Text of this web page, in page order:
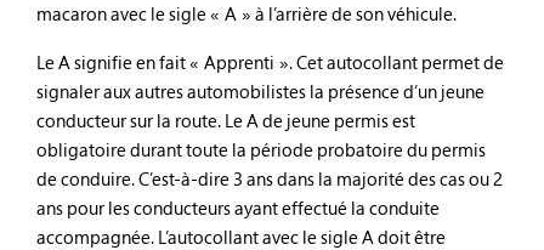
macaron avec le sigle « A » à l’arrière de son véhicule.
Le A signifie en fait « Apprenti ». Cet autocollant permet de
signaler aux autres automobilistes la présence d’un jeune
conducteur sur la route. Le A de jeune permis est
obligatoire durant toute la période probatoire du permis
de conduire. C’est-à-dire 3 ans dans la majorité des cas ou 2
ans pour les conducteurs ayant effectué la conduite
accompagnée. L’autocollant avec le sigle A doit être